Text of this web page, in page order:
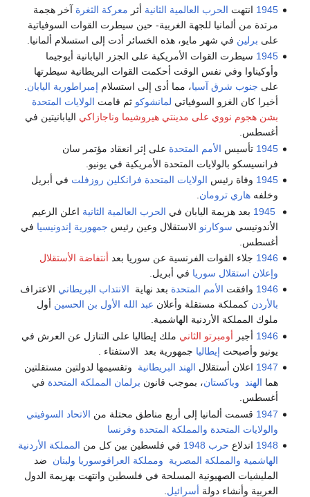
1945 انتهت الحرب العالمية الثانية أثر معركة الثغرة آخر هجمة
مرتدة من ألمانيا للجهة الغربية- حين سيطرت القوات السوفياتية
على برلين في شهر مايو، هذه الخسائر أدت إلى استسلام ألمانيا.
1945 سيطرت القوات الأمريكية على الجزر اليابانية أيوجيما
وأوكيناوا وفي نفس الوقت أحكمت القوات البريطانية سيطرتها
على جنوب شرق آسيا، مما أدى إلى استسلام إمبراطورية اليابان.
أخيرا كان الغزو السوفياتي لمانشوكو ثم قامت الولايات المتحدة
بشن هجوم نووي على مدينتي هيروشيما وناجازاكي اليابانيتين في
أغسطس.
1945 تأسيس الأمم المتحدة على إثر انعقاد مؤتمر سان
فرانسيسكو بالولايات المتحدة الأمريكية في يونيو.
1945 وفاة رئيس الولايات المتحدة فرانكلين روزفلت في أبريل
وخلفههاري ترومان
1945 بعد هزيمة اليابان في الحرب العالمية الثانية اعلن الزعيم
الأندونيسي سوكارنو الاستقلال وعين رئيس جمهورية إندونيسيا في
أغسطس.
1946 جلاء القوات الفرنسية عن سوريا بعد أنتفاضة الأستقلال
وإعلان استقلال سوريا في أبريل.
1946 وافقت الأمم المتحدة بعد نهاية الانتداب البريطاني الاعتراف
بالأردن كمملكة مستقلة وأعلان عبد الله الأول بن الحسين أول
ملوك المملكة الأردنية الهاشمية.
1946 أجبر أومبرتو الثاني ملك إيطاليا على التنازل عن العرش في
يونيو وأصبحت إيطاليا جمهورية بعد الاستفتاء .
1947 اعلان أستقلال الهند البريطانية وتقسيمها لدولتين مستقلتين
هما الهند وباكستان، بموجب قانون برلمان المملكة المتحدة في
أغسطس.
1947 قسمت ألمانيا إلى أربع مناطق محتلة من الاتحاد السوفيتي
والولايات المتحدة والمملكة المتحدة وفرنسا
1948 اندلاع حرب 1948 في فلسطين بين كل من المملكة الأردنية
الهاشمية والمملكة المصرية ومملكة العراقوسوريا ولبنان ضد
المليشيات الصهيونية المسلحة في فلسطين وانتهت بهزيمة الدول
العربية وأنشاء دولة أسرائيل